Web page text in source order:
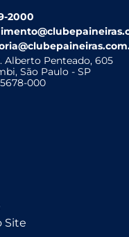
2000
Alberto Penteado, 605
São Paulo - SP
000
Site